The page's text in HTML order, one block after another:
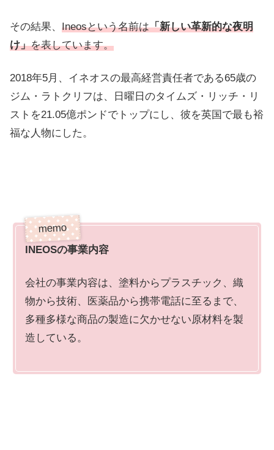
その結果、 Ineosという名前は「新しい革新的な夜明
け」を表しています。
2018年5月、イネオスの最高経営責任者である65歳の
ジム・ラトクリフは、日曜日のタイムズ・リッチ・リ
ストを21.05億ポンドでトップにし、彼を英国で最も裕
福な人物にした。
INEOSの事業内容
会社の事業内容は、塗料からプラスチック、織
物から技術、医薬品から携帯電話に至るまで、
多種多様な商品の製造に欠かせない原材料を製
造している。